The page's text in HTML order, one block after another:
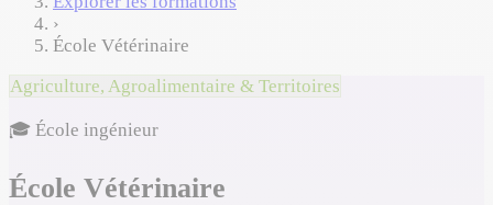
›
École Vétérinaire
Agriculture, Agroalimentaire & Territoires
🎓 École ingénieur
École Vétérinaire